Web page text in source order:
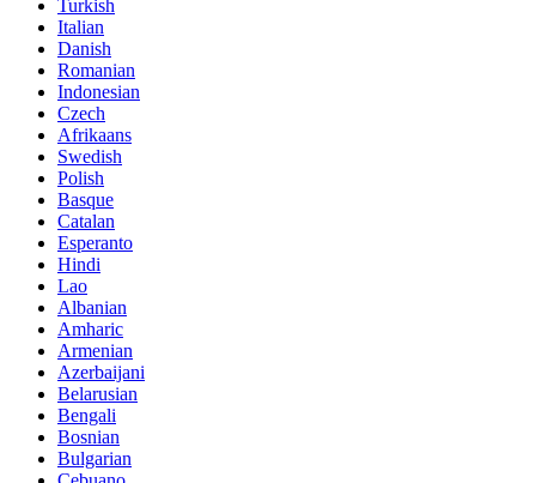
Turkish
Italian
Danish
Romanian
Indonesian
Czech
Afrikaans
Swedish
Polish
Basque
Catalan
Esperanto
Hindi
Lao
Albanian
Amharic
Armenian
Azerbaijani
Belarusian
Bengali
Bosnian
Bulgarian